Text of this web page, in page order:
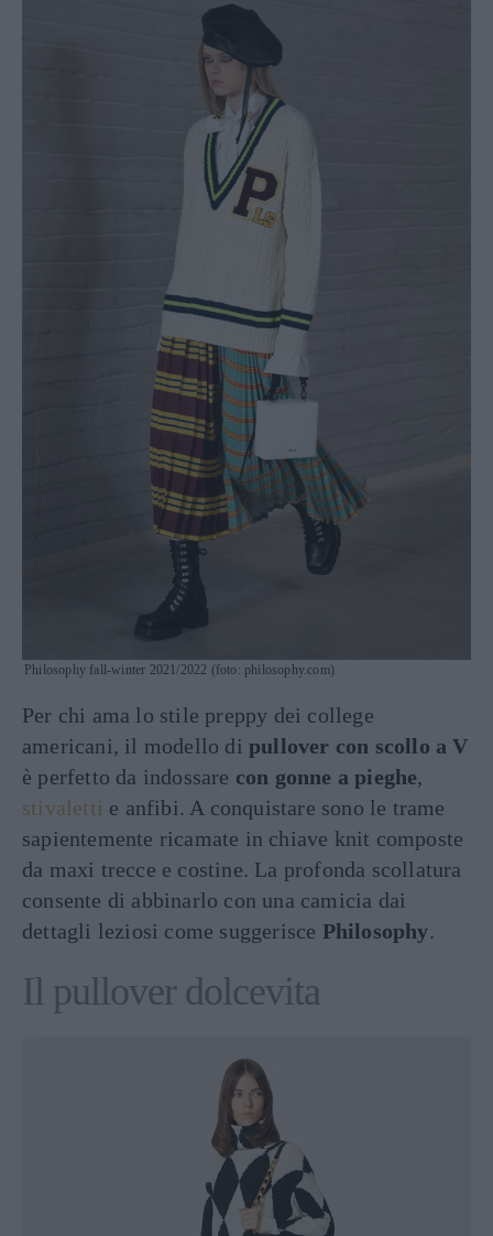
Philosophy fall-winter 2021/2022 (foto: philosophy.com)
Per chi ama lo stile preppy dei college
americani, il modello di pullover con scollo a V
è perfetto da indossare con gonne a pieghe,
stivaletti e anfibi. A conquistare sono le trame
sapientemente ricamate in chiave knit composte
da maxi trecce e costine. La profonda scollatura
consente di abbinarlo con una camicia dai
dettagli leziosi come suggerisce Philosophy.
Il pullover dolcevita